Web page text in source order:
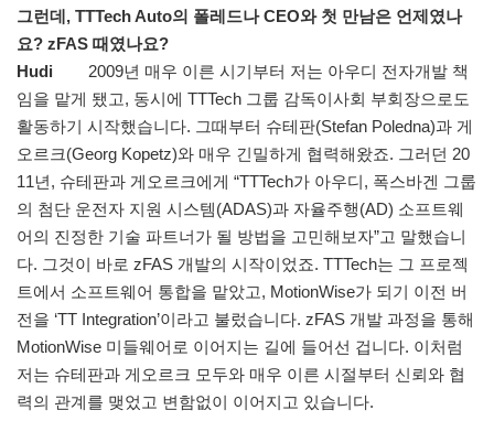
그런데, TTTech Auto의 폴레드나 CEO와 첫 만남은 언제였나
요? zFAS 때였나요?
Hudi
2009년 매우 이른 시기부터 저는 아우디 전자개발 책
임을 맡게 됐고, 동시에 TTTech 그룹 감독이사회 부회장으로도
활동하기 시작했습니다. 그때부터 슈테판(Stefan Poledna)과 게
오르크(Georg Kopetz)와 매우 긴밀하게 협력해왔죠. 그러던 20
11년, 슈테판과 게오르크에게 “TTTech가 아우디, 폭스바겐 그룹
의 첨단 운전자 지원 시스템(ADAS)과 자율주행(AD) 소프트웨
어의 진정한 기술 파트너가 될 방법을 고민해보자”고 말했습니
다. 그것이 바로 zFAS 개발의 시작이었죠. TTTech는 그 프로젝
트에서 소프트웨어 통합을 맡았고, MotionWise가 되기 이전 버
전을 ‘TT Integration’이라고 불렀습니다. zFAS 개발 과정을 통해
MotionWise 미들웨어로 이어지는 길에 들어선 겁니다. 이처럼
저는 슈테판과 게오르크 모두와 매우 이른 시절부터 신뢰와 협
력의 관계를 맺었고 변함없이 이어지고 있습니다.